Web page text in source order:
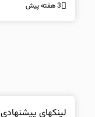
3 هفته پیش
لینکهای پیشنهادی